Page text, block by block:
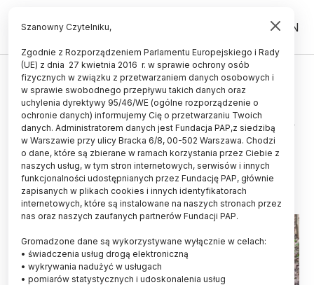
PL EN
ŻYCIE
Ekspertka: niedźwiedzie nie są
problemem – problemem jest brak
systemu i nasze przyzwyczajenia
27.04.2026
aktualizacja: 27.04.2026
6 minut czytania
Szanowny Czytelniku,
Zgodnie z Rozporządzeniem Parlamentu Europejskiego i Rady
(UE) z dnia 27 kwietnia 2016 r. w sprawie ochrony osób
fizycznych w związku z przetwarzaniem danych osobowych i
w sprawie swobodnego przepływu takich danych oraz
uchylenia dyrektywy 95/46/WE (ogólne rozporządzenie o
ochronie danych) informujemy Cię o przetwarzaniu Twoich
danych. Administratorem danych jest Fundacja PAP,z siedzibą
w Warszawie przy ulicy Bracka 6/8, 00-502 Warszawa. Chodzi
o dane, które są zbierane w ramach korzystania przez Ciebie z
naszych usług, w tym stron internetowych, serwisów i innych
funkcjonalności udostępnianych przez Fundację PAP, głównie
zapisanych w plikach cookies i innych identyfikatorach
internetowych, które są instalowane na naszych stronach przez
nas oraz naszych zaufanych partnerów Fundacji PAP.
Gromadzone dane są wykorzystywane wyłącznie w celach:
• świadczenia usług drogą elektroniczną
• wykrywania nadużyć w usługach
• pomiarów statystycznych i udoskonalenia usług